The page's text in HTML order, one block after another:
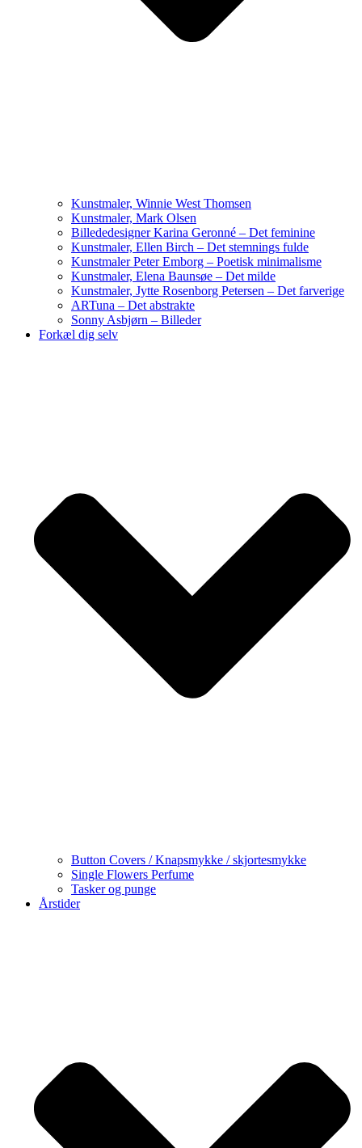
Kunstmaler, Winnie West Thomsen
Kunstmaler, Mark Olsen
Billededesigner Karina Geronné – Det feminine
Kunstmaler, Ellen Birch – Det stemnings fulde
Kunstmaler Peter Emborg – Poetisk minimalisme
Kunstmaler, Elena Baunsøe – Det milde
Kunstmaler, Jytte Rosenborg Petersen – Det farverige
ARTuna – Det abstrakte
Sonny Asbjørn – Billeder
Forkæl dig selv
Button Covers / Knapsmykke / skjortesmykke
Single Flowers Perfume
Tasker og punge
Årstider